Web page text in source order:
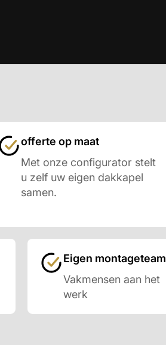
offerte op maat
Met onze configurator stelt
u zelf uw eigen dakkapel
samen.
Eigen montageteam
Vakmensen aan het
werk